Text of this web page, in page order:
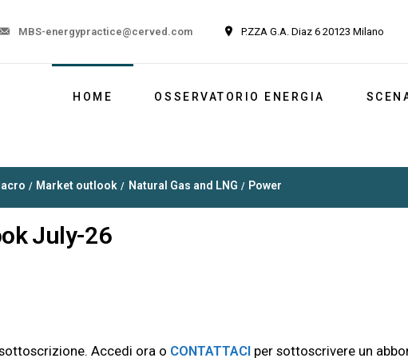
MBS-energypractice@cerved.com P.ZZA G.A. Diaz 6 20123 Milano
HOME OSSERVATORIO ENERGIA
Newsletter
Market outlook
Italia
Market outlook Natural Gas and LNG Power
July-26
Accedi ora o CONTATTACI per sottoscrivere un